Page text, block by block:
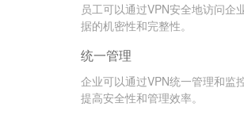
员工可以通过VPN安全地访问企
据的机密性和完整性。
统一管理
企业可以通过VPN统一管理和监
提高安全性和管理效率。